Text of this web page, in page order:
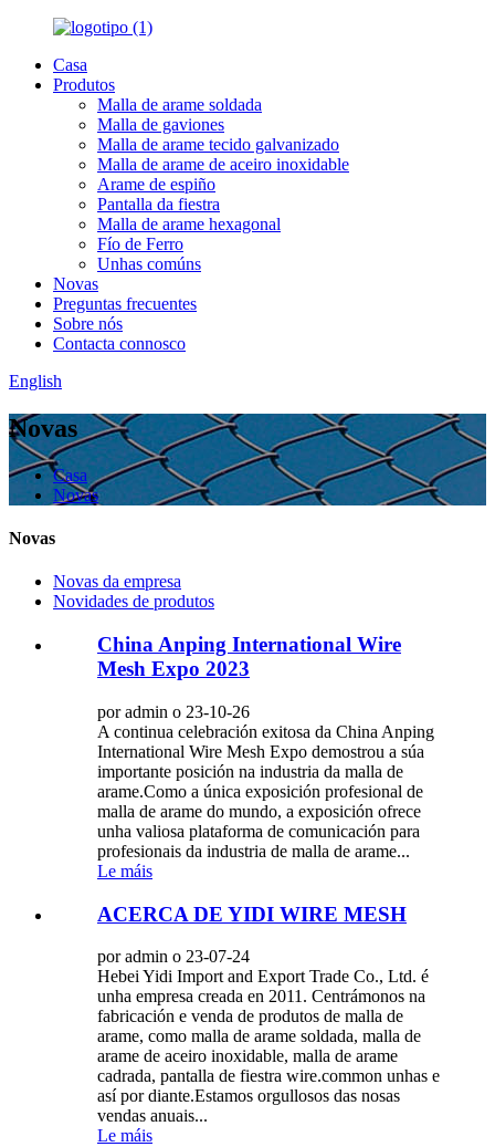
Casa
Produtos
Malla de arame soldada
Malla de gaviones
Malla de arame tecido galvanizado
Malla de arame de aceiro inoxidable
Arame de espiño
Pantalla da fiestra
Malla de arame hexagonal
Fío de Ferro
Unhas comúns
Novas
Preguntas frecuentes
Sobre nós
Contacta connosco
English
Novas
Casa
Novas
Novas
Novas da empresa
Novidades de produtos
China Anping International Wire
Mesh Expo 2023
por admin o 23-10-26
A continua celebración exitosa da China Anping
International Wire Mesh Expo demostrou a súa
importante posición na industria da malla de
arame.Como a única exposición profesional de
malla de arame do mundo, a exposición ofrece
unha valiosa plataforma de comunicación para
profesionais da industria de malla de arame...
Le máis
ACERCA DE YIDI WIRE MESH
por admin o 23-07-24
Hebei Yidi Import and Export Trade Co., Ltd. é
unha empresa creada en 2011. Centrámonos na
fabricación e venda de produtos de malla de
arame, como malla de arame soldada, malla de
arame de aceiro inoxidable, malla de arame
cadrada, pantalla de fiestra wire.common unhas e
así por diante.Estamos orgullosos das nosas
vendas anuais...
Le máis